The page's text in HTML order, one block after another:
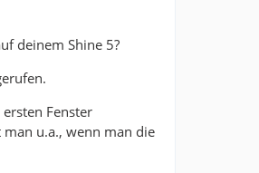
deinem Shine 5?
Fenster
u.a., wenn man die